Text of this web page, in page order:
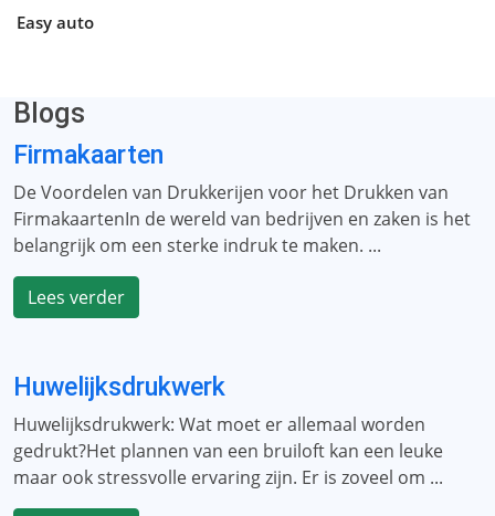
Easy auto
Blogs
Firmakaarten
De Voordelen van Drukkerijen voor het Drukken van
FirmakaartenIn de wereld van bedrijven en zaken is het
belangrijk om een ​​sterke indruk te maken. ...
Lees verder
Huwelijksdrukwerk
Huwelijksdrukwerk: Wat moet er allemaal worden
gedrukt?Het plannen van een bruiloft kan een leuke
maar ook stressvolle ervaring zijn. Er is zoveel om ...